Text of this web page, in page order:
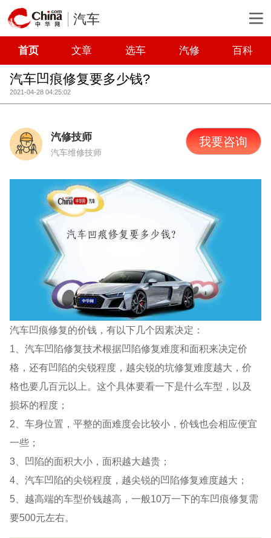
汽车
首页 文章 选车 汽修 百科
汽车凹痕修复要多少钱?
2021-04-28 04:25:02
汽修技师
汽车维修技师
我要咨询
汽车凹痕修复的价钱，有以下几个因素决定：
1、汽车凹陷修复技术根据凹陷修复难度和面积来决定价
格，还有凹陷的尖锐程度，越尖锐的坑修复难度越大，价
格也要几百元以上。这个具体要看一下是什么车型，以及
损坏的程度；
2、车身位置，平整的面难度会比较小，价钱也会相应便宜
一些；
3、凹陷的面积大小，面积越大越贵；
4、汽车凹陷的尖锐程度，越尖锐的凹陷修复难度越大；
5、越高端的车型价钱越高，一般10万一下的车凹痕修复需
要500元左右。